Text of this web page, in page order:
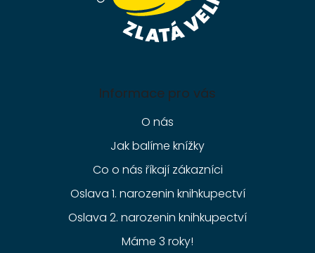
Informace pro vás
O nás
Jak balíme knížky
Co o nás říkají zákazníci
Oslava 1. narozenin knihkupectví
Oslava 2. narozenin knihkupectví
Máme 3 roky!